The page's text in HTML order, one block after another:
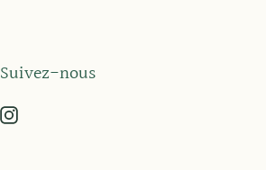
Suivez-nous